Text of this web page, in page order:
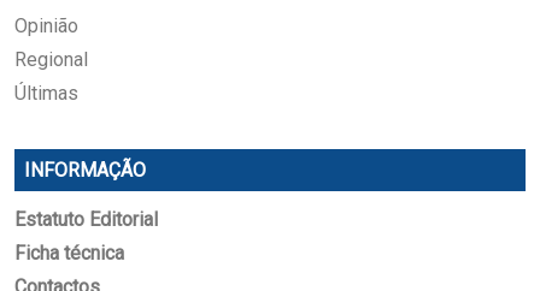
Opinião
Regional
Últimas
INFORMAÇÃO
Estatuto Editorial
Ficha técnica